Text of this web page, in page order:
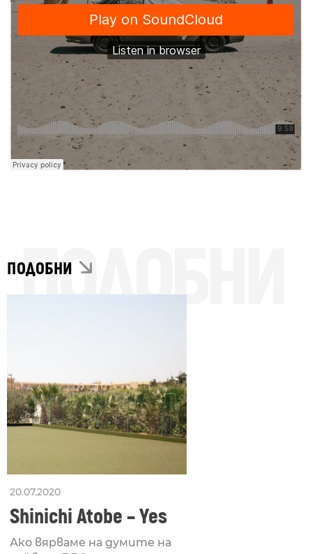
ПОДОБНИ
ПОДОБНИ
20.07.2020
Shinichi Atobe – Yes
Ако вярваме на думите на